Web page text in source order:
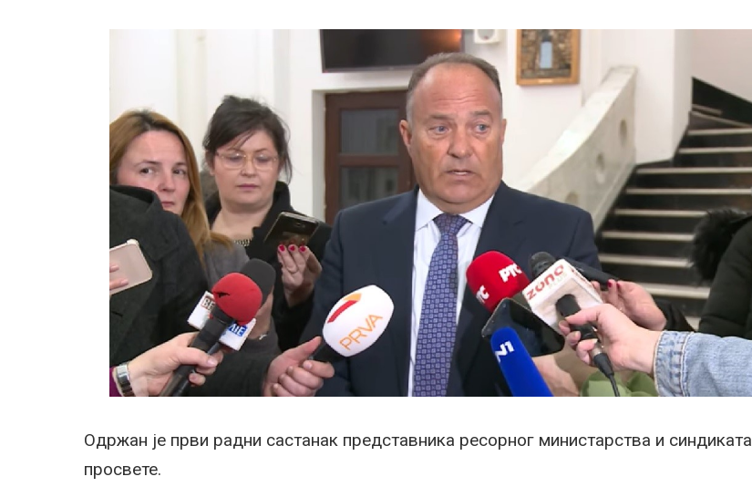
Одржан је први радни састанак представника ресорног министарства и синдикатa
просвете.